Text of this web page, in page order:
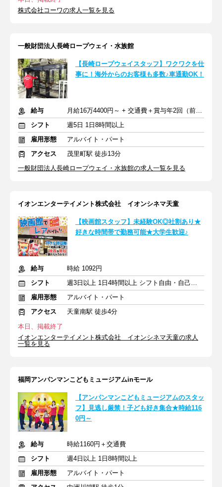
株式会社コーワの求人一覧を見る
一般財団法人長崎ロープウェイ・水族館
【長崎ロープウェイスタッフ】ワクワクを仕
事に！海外からのお客様も多数♪車通勤OK！
給与
月給16万4400円～ + 交通費＋賞与年2回（前年実績）
シフト
週5日 1日8時間以上
雇用形態
アルバイト・パート
アクセス
茂里町駅 徒歩13分
一般財団法人長崎ロープウェイ・水族館の求人一覧を見る
イオンエンターテイメント株式会社 イオンシネマ天童
【映画館スタッフ】未経験OK◎社割あり★
好きな時間帯で勤務可能★大学生歓迎♪
給与
時給 1092円
シフト
週3日以上 1日4時間以上 シフト自由・自己申告
雇用形態
アルバイト・パート
アクセス
天童南駅 徒歩4分
本日、掲載終了
イオンエンターテイメント株式会社 イオンシネマ天童の求人
一覧を見る
福岡アンパンマンこどもミュージアムinモール
【アンパンマンこどもミュージアムのスタッ
フ】見逃し厳禁！子ども好き集合★時給116
0円～
給与
時給1160円＋交通費
シフト
週4日以上 1日8時間以上
雇用形態
アルバイト・パート